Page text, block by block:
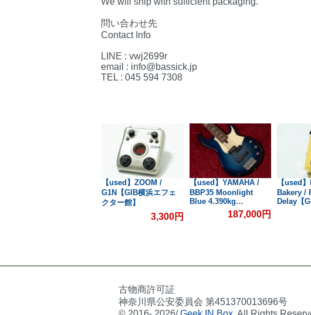
問い合わせ先
Contact Info
LINE : vwj2699r
email : info@bassick.jp
TEL : 045 594 7308
【used】ZOOM /
G1N【GIB横浜エフェ
クター館】
3,300円
【used】YAMAHA /
BBP35 Moonlight
Blue 4.390kg
#ILM248E【GIB横浜】
187,000円
【used
Bakery /
Delay【
古物商許可証
神奈川県公安委員会 第451370013696号